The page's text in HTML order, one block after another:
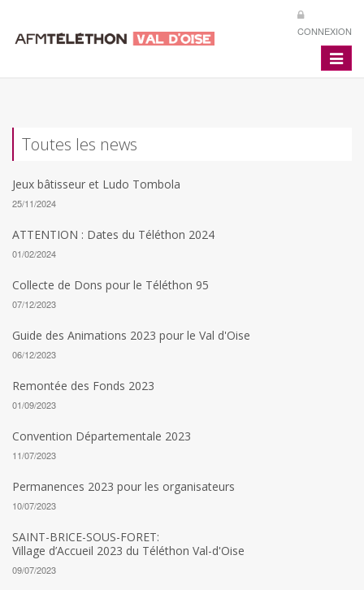
CONNEXION
Toggle
Toutes les news
Jeux bâtisseur et Ludo Tombola
25/11/2024
ATTENTION : Dates du Téléthon 2024
01/02/2024
Collecte de Dons pour le Téléthon 95
07/12/2023
Guide des Animations 2023 pour le Val d'Oise
06/12/2023
Remontée des Fonds 2023
01/09/2023
Convention Départementale 2023
11/07/2023
Permanences 2023 pour les organisateurs
10/07/2023
SAINT-BRICE-SOUS-FORET:
Village d’Accueil 2023 du Téléthon Val-d'Oise
09/07/2023